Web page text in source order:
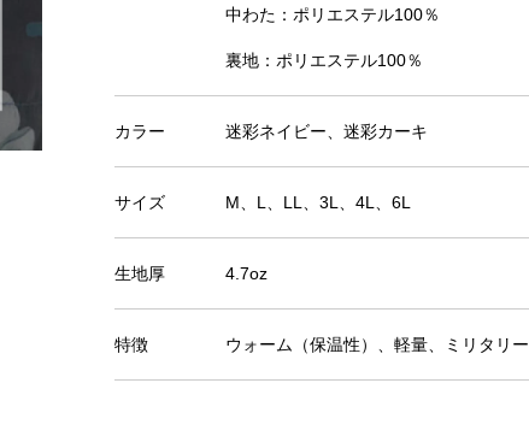
中わた：ポリエステル100％
裏地：ポリエステル100％
カラー 迷彩ネイビー、迷彩カーキ
サイズ M、L、LL、3L、4L、6L
生地厚 4.7oz
特徴 ウォーム（保温性）、軽量、ミリタリー